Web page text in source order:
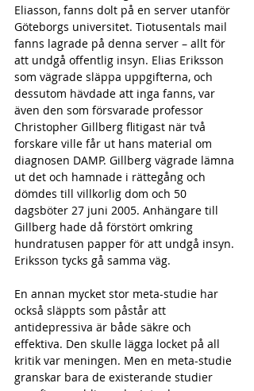
Eliasson, fanns dolt på en server utanför
Göteborgs universitet. Tiotusentals mail
fanns lagrade på denna server – allt för
att undgå offentlig insyn. Elias Eriksson
som vägrade släppa uppgifterna, och
dessutom hävdade att inga fanns, var
även den som försvarade professor
Christopher Gillberg flitigast när två
forskare ville får ut hans material om
diagnosen DAMP. Gillberg vägrade lämna
ut det och hamnade i rättegång och
dömdes till villkorlig dom och 50
dagsböter 27 juni 2005. Anhängare till
Gillberg hade då förstört omkring
hundratusen papper för att undgå insyn.
Eriksson tycks gå samma väg.
En annan mycket stor meta-studie har
också släppts som påstår att
antidepressiva är både säkre och
effektiva. Den skulle lägga locket på all
kritik var meningen. Men en meta-studie
granskar bara de existerande studier